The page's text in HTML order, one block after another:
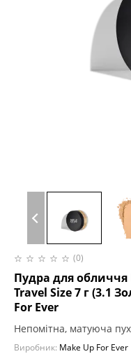
(0)
Пудра для обличчя
Travel Size 7 г (3.1
For Ever
Непомітна, матуюча
Виробник: Make Up For Ever